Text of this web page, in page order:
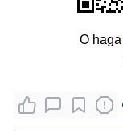
O haga